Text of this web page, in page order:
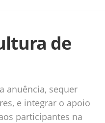
de
anuência, sequer
e integrar o apoio
participantes na